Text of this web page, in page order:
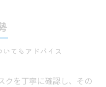
てもアドバイス
クを丁寧に確認し、その